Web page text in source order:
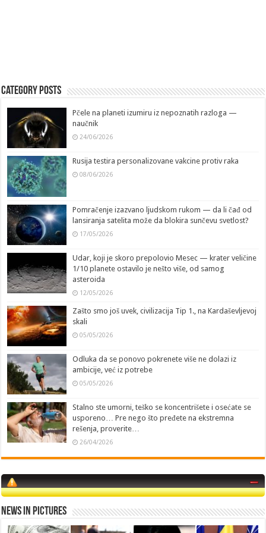
Category Posts
Pčele na planeti izumiru iz nepoznatih razloga —
naučnik
24/06/2026
Rusija testira personalizovane vakcine protiv raka
08/06/2026
Pomračenje izazvano ljudskom rukom — da li čađ od
lansiranja satelita može da blokira sunčevu svetlost?
17/05/2026
Udar, koji je skoro prepolovio Mesec — krater veličine
1/10 planete ostavilo je nešto više, od samog
asteroida
12/05/2026
Zašto smo još uvek, civilizacija Tip 1., na Kardaševljevoj
skali
05/05/2026
Odluka da se ponovo pokrenete više ne dolazi iz
ambicije, već iz potrebe
05/05/2026
Stalno ste umorni, teško se koncentrišete i osećate se
usporeno… Pre nego što pređete na ekstremna
rešenja, proverite…
26/04/2026
News in Pictures